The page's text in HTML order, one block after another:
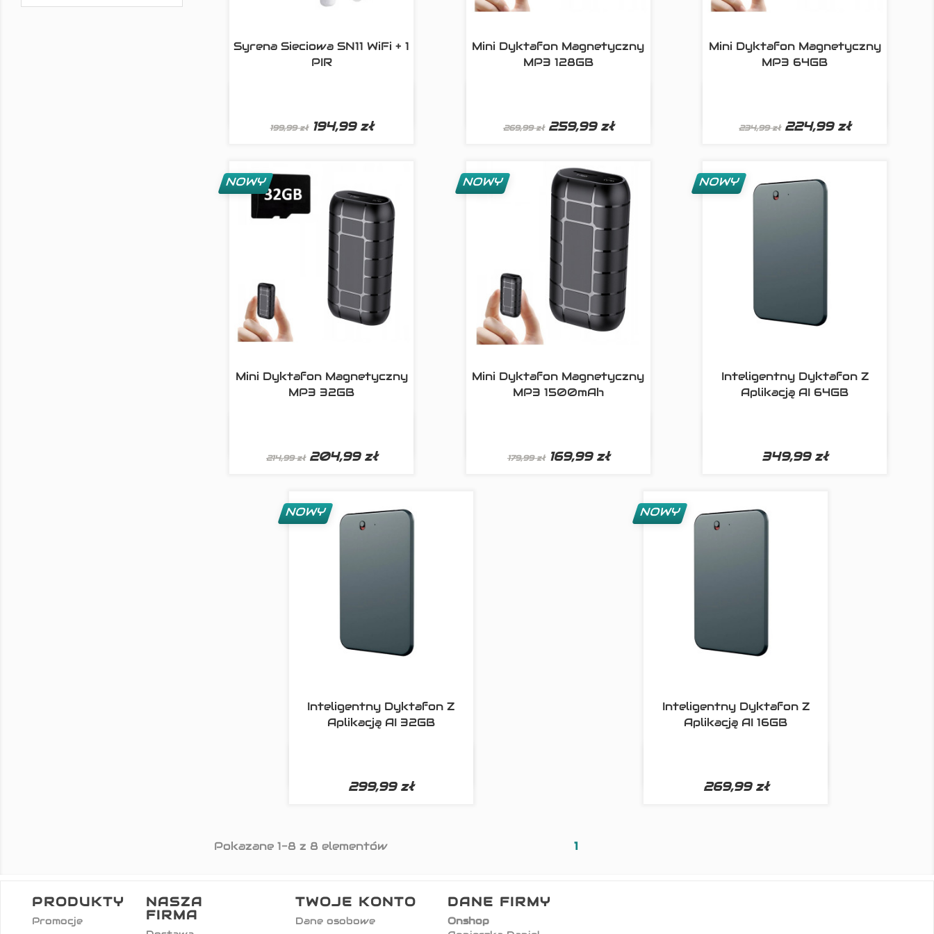
Syrena Sieciowa SN11 WiFi + 1
PIR
199,99 zł 194,99 zł
Mini Dyktafon Magnetyczny
MP3 128GB
269,99 zł 259,99 zł
Mini Dyktafon Magnetyczny
MP3 64GB
234,99 zł 224,99 zł
Mini Dyktafon Magnetyczny
MP3 32GB
214,99 zł 204,99 zł
NOWY
Mini Dyktafon Magnetyczny
MP3 1500mAh
179,99 zł 169,99 zł
NOWY
Inteligentny Dyktafon Z
Aplikacją AI 64GB
349,99 zł
NOWY
Inteligentny Dyktafon Z
Aplikacją AI 32GB
299,99 zł
NOWY
Inteligentny Dyktafon Z
Aplikacją AI 16GB
269,99 zł
NOWY
Pokazane 1-8 z 8 elementów 1
PRODUKTY
Promocje
NASZA
FIRMA
TWOJE KONTO
Dane osobowe
DANE FIRMY
Onshop